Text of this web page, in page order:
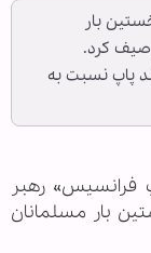
بار
کرد.
پاپ نسبت به
فرانسیس» رهبر
بار مسلمانان